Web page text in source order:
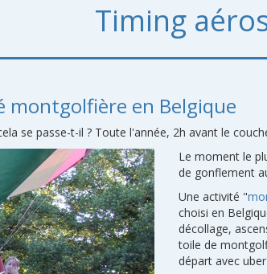
Timing
montgolfière en Belgique
se passe-t-il ? Toute l'année, 2h avant le
Le moment le
de gonflement
Une activité "
choisi en
décollage,
toile de
départ avec